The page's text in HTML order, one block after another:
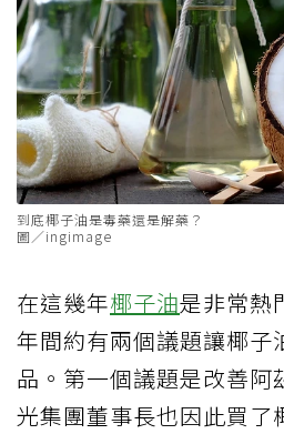
到底椰子油是毒藥還是解藥？
圖／ingimage
在這幾年椰子油是非常熱
年間約有兩個議題讓椰子
品。第一個議題是改善阿
光集團董事長也因此買了